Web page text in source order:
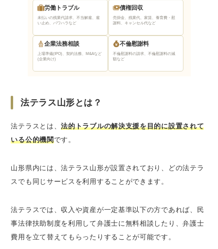
相談内容の登場人物や時系列を整理しておく
援助申込書をあらかじめ記入しておく
法テラス山形までのアクセス
山形で法テラス以外に弁護士に無料法律相談が
できる窓口
弁護士会の法律相談センター
律相談
ベンナビなら山形で無料法律相談ができる弁護
さいごに｜法テラス山形は無料法律相談がした
い人におすすめ
労働トラブル
未払いの残業代請求、不当解雇、雇
い止め、パワハラなど
債権回収
売掛金、残業代、家賃、養育費・慰
謝料、キャンセル代など
企業法務相談
上場準備(IPO)、契約法務、M&Aなど
(企業向け)
不倫慰謝料
不倫慰謝料の請求、不倫慰謝料の減
額など
法テラス山形とは？
法テラスとは、法的トラブルの解決支援を目的に設置されて
いる公的機関です。
山形県内には、法テラス山形が設置されており、どの法テラ
スでも同じサービスを利用することができます。
法テラスでは、収入や資産が一定基準以下の方であれば、民
事法律扶助制度を利用して弁護士に無料相談したり、弁護士
費用を立て替えてもらったりすることが可能です。